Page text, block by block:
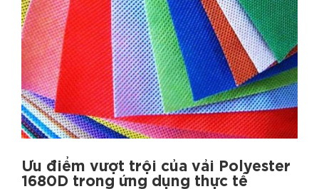
Ưu điểm vượt trội của vải Polyester
1680D trong ứng dụng thực tế